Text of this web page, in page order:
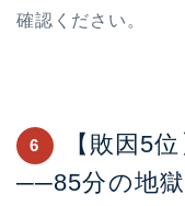
確認ください。
6
【敗因5
──85分の地獄